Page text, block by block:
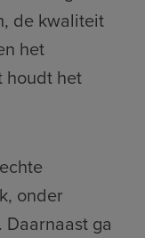
de kwaliteit
het
houdt het
onder
ga